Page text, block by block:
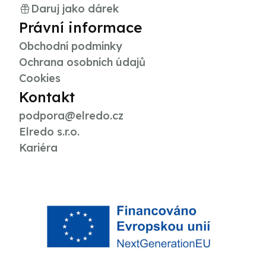
Daruj jako dárek
Právní informace
Obchodní podmínky
Ochrana osobních údajů
Cookies
Kontakt
podpora@elredo.cz
Elredo s.r.o.
Kariéra